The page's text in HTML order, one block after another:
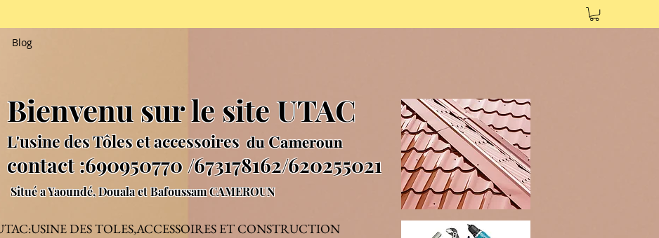
Blog
Bienvenu sur le site UTAC
L'usine des Tôles et accessoires 𝐝𝐮 𝐂𝐚𝐦𝐞𝐫𝐨𝐮𝐧
contact :690950770 /673178162/620255021
Situé a Yaoundé, Douala et Bafoussam CAMEROUN
DES TOLES,ACCESSOIRES ET CONSTRUCTION